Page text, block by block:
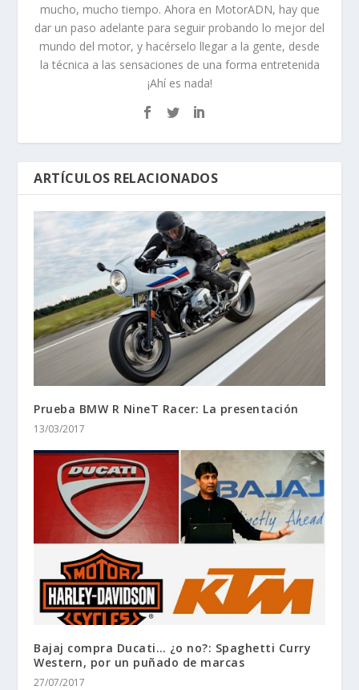
mucho, mucho tiempo. Ahora en MotorADN, hay que
dar un paso adelante para seguir probando lo mejor del
mundo del motor, y hacérselo llegar a la gente, desde
la técnica a las sensaciones de una forma entretenida
¡Ahí es nada!
ARTÍCULOS RELACIONADOS
Prueba BMW R NineT Racer: La presentación
13/03/2017
Bajaj compra Ducati… ¿o no?: Spaghetti Curry
Western, por un puñado de marcas
27/07/2017